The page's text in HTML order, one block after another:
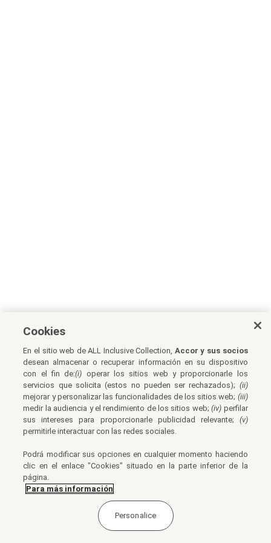
Cookies
En el sitio web de ALL Inclusive Collection, Accor y sus socios
desean almacenar o recuperar información en su dispositivo
con el fin de:(i) operar los sitios web y proporcionarle los
servicios que solicita (estos no pueden ser rechazados); (ii)
mejorar y personalizar las funcionalidades de los sitios web; (iii)
medir la audiencia y el rendimiento de los sitios web;(iv) perfilar
sus intereses para proporcionarle publicidad relevante; (v)
permitirle interactuar con las redes sociales.
Podrá modificar sus opciones en cualquier momento haciendo
clic en el enlace "Cookies" situado en la parte inferior de la
página.
Para más información
Personalice